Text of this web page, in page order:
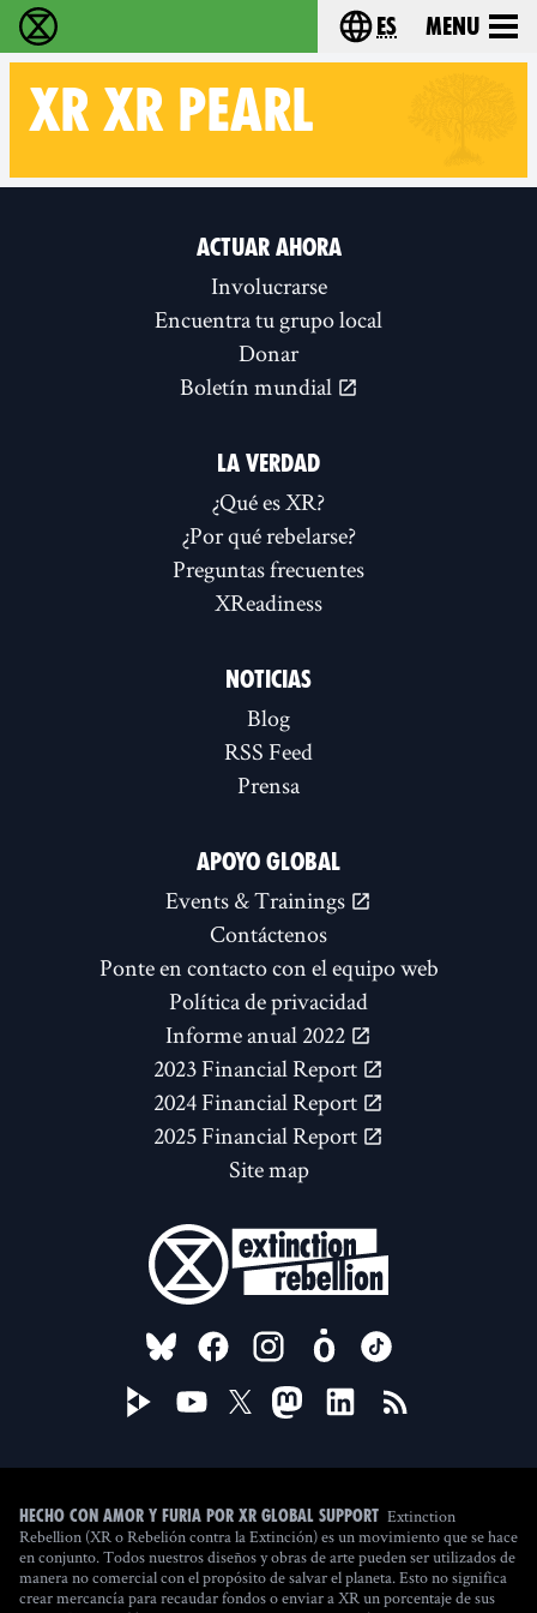
extinction rebellion - Home Choose your
es Menu
XR XR PEARL
ACTUAR AHORA
Involucrarse
Encuentra tu grupo local
Donar
Boletín mundial
LA VERDAD
¿Qué es XR?
¿Por qué rebelarse?
Preguntas frecuentes
XReadiness
NOTICIAS
Blog
RSS Feed
Prensa
APOYO GLOBAL
Events & Trainings
Contáctenos
Ponte en contacto con el equipo web
Política de privacidad
Informe anual 2022
2023 Financial Report
2024 Financial Report
2025 Financial Report
Site map
FOLLOW US ON
Hecho con amor y furia por XR Global Support Extinction
Rebellion (XR o Rebelión contra la Extinción) es un movimiento que se hace
en conjunto. Todos nuestros diseños y obras de arte pueden ser utilizados de
manera no comercial con el propósito de salvar el planeta. Esto no significa
crear mercancía para recaudar fondos o enviar a XR un porcentaje de sus